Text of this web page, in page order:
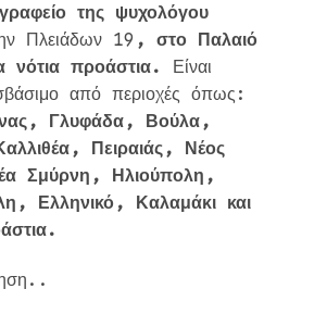
γραφείο της ψυχολόγου
Πλειάδων 19 , στο Παλαιό
νότια προάστια.
Είναι
από περιοχές όπως:
Γλυφάδα, Βούλα,
Πειραιάς, Νέος
Σμύρνη, Ηλιούπολη,
Ελληνικό, Καλαμάκι και